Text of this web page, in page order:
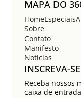
MAPA DO
HomeEspeciais
Sobre
Contato
Manifesto
Notícias
INSCREVA-SE
Receba nossos
caixa de